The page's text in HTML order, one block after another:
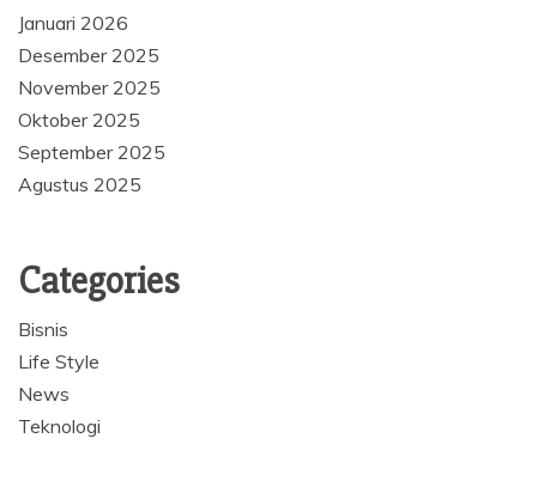
Januari 2026
Desember 2025
November 2025
Oktober 2025
September 2025
Agustus 2025
Categories
Bisnis
Life Style
News
Teknologi